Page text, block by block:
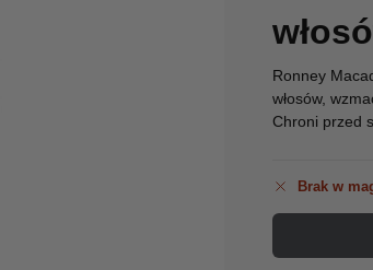
Ronney
włosów,
Chroni przed
Brak w